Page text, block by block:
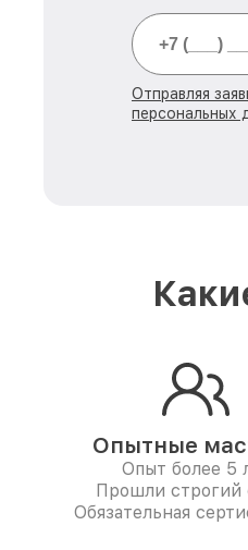
Отправляя
персональных
Опытные
Опыт более 5
Прошли строгий
Обязательная